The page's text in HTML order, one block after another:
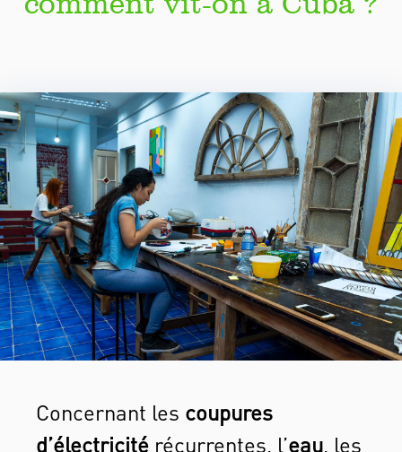
Concernant les coupures
d’électricité récurrentes, l’eau, les